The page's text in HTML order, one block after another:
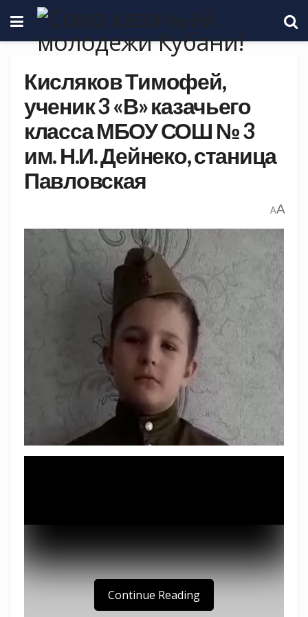
Кисляков Тимофей,
ученик 3 «В» казачьего
класса МБОУ СОШ № 3
им. Н.И. Дейнеко, станица
Павловская
AA
Continue Reading